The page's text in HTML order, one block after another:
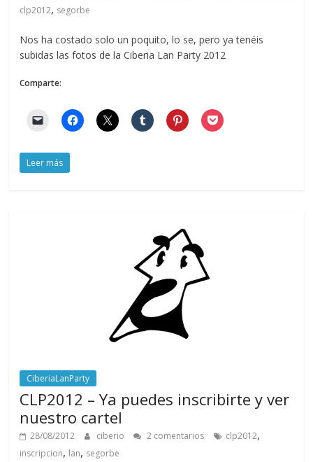
clp2012, segorbe
Nos ha costado solo un poquito, lo se, pero ya tenéis
subidas las fotos de la Ciberia Lan Party 2012
Comparte:
Leer más
CiberiaLanParty
CLP2012 – Ya puedes inscribirte y ver
nuestro cartel
28/08/2012 ciberio 2 comentarios clp2012,
inscripcion, lan, segorbe